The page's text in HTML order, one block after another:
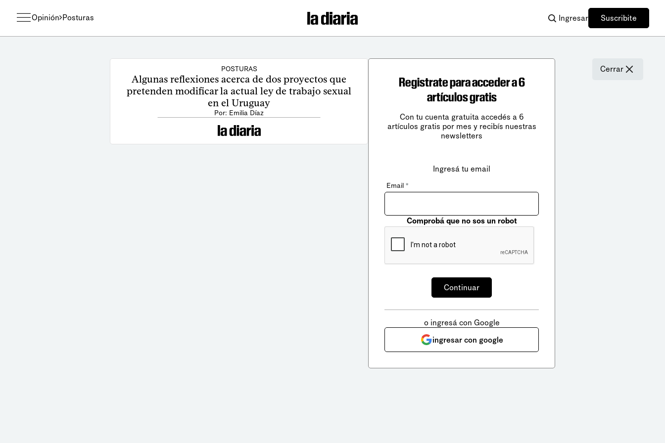
Opinión Posturas Ingresar Suscribite
POSTURAS
Algunas reflexiones acerca de dos proyectos que
pretenden modificar la actual ley de trabajo sexual
en el Uruguay
Por: Emilia Díaz
Cerrar
Registrate para acceder a 6
artículos gratis
Con tu cuenta gratuita accedés a 6
artículos gratis por mes y recibís nuestras
newsletters
Ingresá tu email
Email *
Comprobá que no sos un robot
o ingresá con Google
ingresar con google